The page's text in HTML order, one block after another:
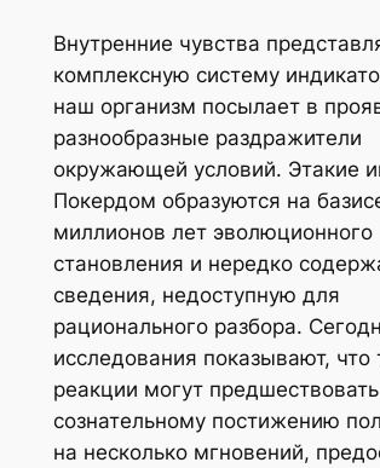
Внутренние чувства
комплексную систему
наш организм посылает в
разнообразные раздражители
окружающей условий. Этакие
Покердом образуются на
миллионов лет эволюционного
становления и нередко
сведения, недоступную для
рационального разбора.
исследования показывают, что
реакции могут предшествовать
сознательному постижению
на несколько мгновений,